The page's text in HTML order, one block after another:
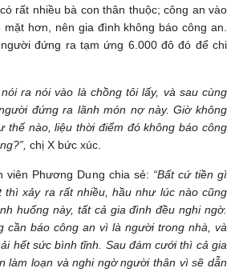
rất nhiều bà con thân thuộc; công an vào
hơn, nên gia đình không báo công an.
đứng ra tạm ứng 6.000 đô đó để chi
ra nói vào là chồng tôi lấy, và sau cùng
đứng ra lãnh món nợ này. Giờ không
thế nào, liệu thời điểm đó không báo công
chị X bức xúc.
viên Phương Dung chia sẻ: “Bất cứ tiền gì
thì xảy ra rất nhiều, hầu như lúc nào cũng
huống này, tất cả gia đình đều nghi ngờ.
cần báo công an vì là người trong nhà, và
hết sức bình tĩnh. Sau đám cưới thì cả gia
làm loạn và nghi ngờ người thân vì sẽ dẫn